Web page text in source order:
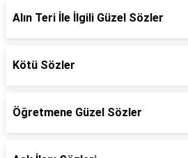
Alın Teri İle İlgili Güzel Sözler
Kötü Sözler
Öğretmene Güzel Sözler